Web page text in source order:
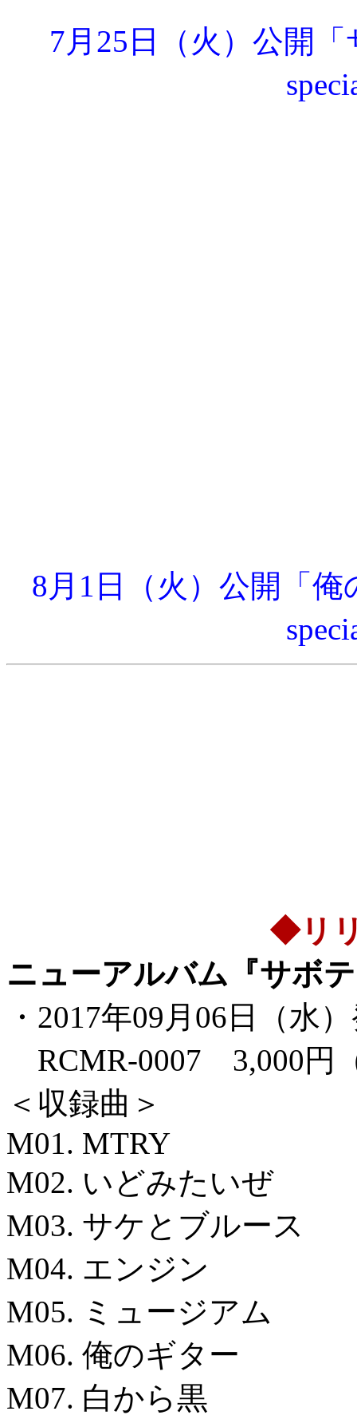
7月25日（火）公開
8月1日（火）公開「
◆リ
ニューアルバム『サボ
・2017年09月06日（水
RCMR-0007 3,000円
＜収録曲＞
M01. MTRY
M02. いどみたいぜ
M03. サケとブルース
M04. エンジン
M05. ミュージアム
M06. 俺のギター
M07. 白から黒